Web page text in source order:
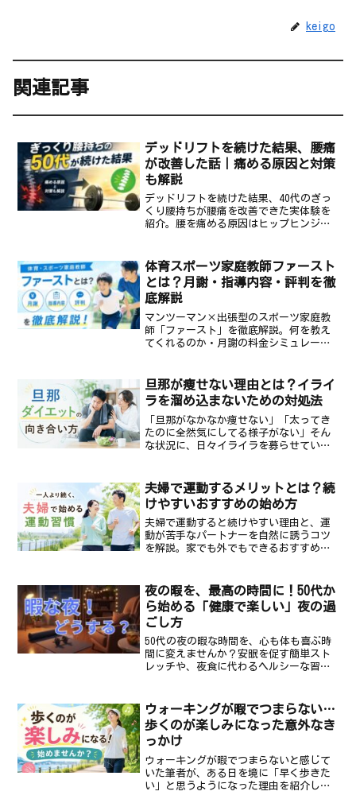
keigo
関連記事
デッドリフトを続けた結果、腰痛
が改善した話｜痛める原因と対策
も解説
デッドリフトを続けた結果、40代のぎっ
くり腰持ちが腰痛を改善できた実体験を
紹介。腰を痛める原因はヒップヒンジの
体育スポーツ家庭教師ファースト
とは？月謝・指導内容・評判を徹
底解説
マンツーマン×出張型のスポーツ家庭教
師「ファースト」を徹底解説。何を教え
てくれるのか・月謝の料金シミュレーシ
した。
旦那が痩せない理由とは？イライ
ラを溜め込まないための対処法
「旦那がなかなか痩せない」「太ってき
たのに全然気にしてる様子がない」そん
な状況に、日々イライラを募らせている
溜まるだけでなく、この先の健康や関係
性まで不安になってしまう...
夫婦で運動するメリットとは？続
けやすいおすすめの始め方
夫婦で運動すると続けやすい理由と、運
動が苦手なパートナーを自然に誘うコツ
を解説。家でも外でもできるおすすめの
夜の暇を、最高の時間に！50代か
ら始める「健康で楽しい」夜の過
ごし方
50代の夜の暇な時間を、心も体も喜ぶ時
間に変えませんか？安眠を促す簡単スト
レッチや、夜食に代わるヘルシーな習
ご紹介します。
ウォーキングが暇でつまらない…
歩くのが楽しみになった意外なき
っかけ
ウォーキングが暇でつまらないと感じて
いた筆者が、ある日を境に「早く歩きた
い」と思うようになった理由を紹介しま